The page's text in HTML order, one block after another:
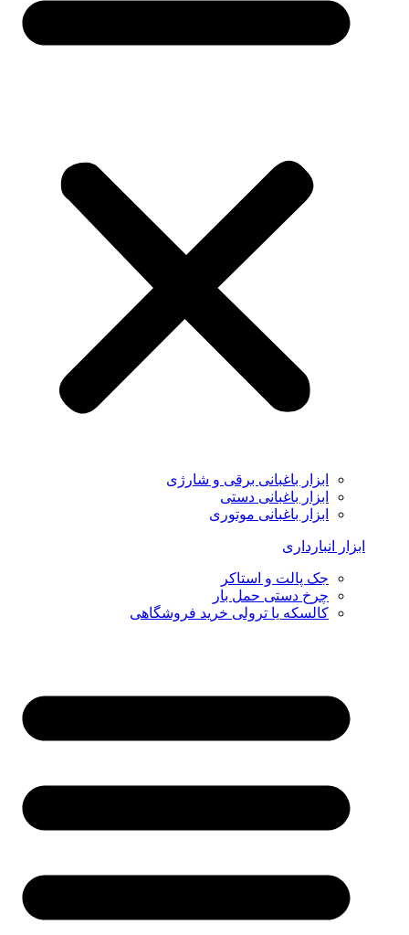
ابزار باغبانی برقی و شارژی
ابزار باغبانی دستی
ابزار باغبانی موتوری
ابزار انبارداری
جک پالت و استاکر
چرخ دستی حمل بار
کالسکه یا ترولی خرید فروشگاهی